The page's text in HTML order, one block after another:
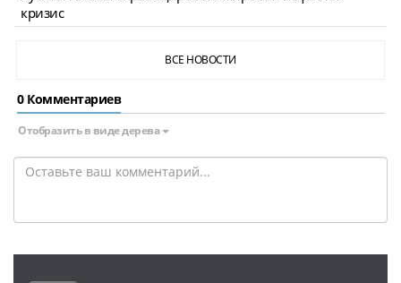
кризис
ВСЕ НОВОСТИ
0 Комментариев
Отобразить в виде дерева